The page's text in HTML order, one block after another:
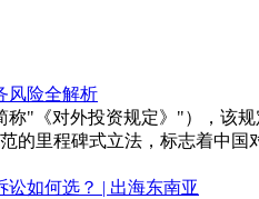
风险全解析
"《对外投资规定》"），该
的里程碑式立法，标志着中国
如何选？ | 出海东南亚